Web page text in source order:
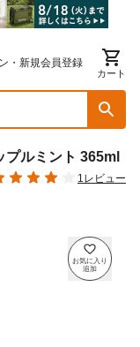
・新規会員登録
カート
ルミント 365ml
1レビュー